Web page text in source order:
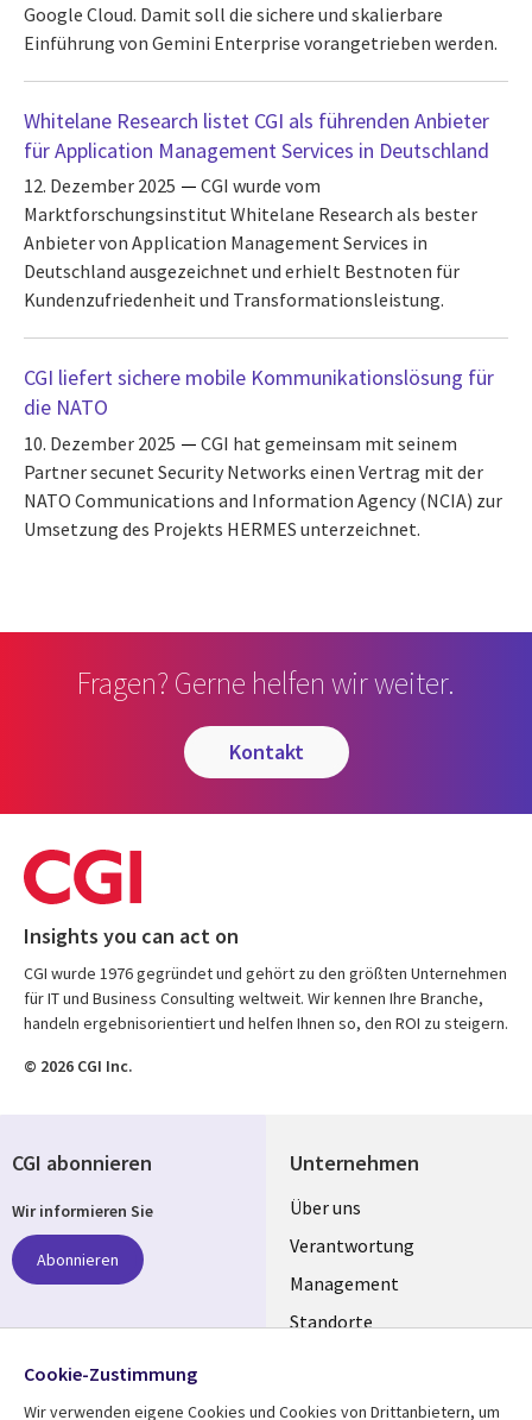
Google Cloud. Damit soll die sichere und skalierbare
Einführung von Gemini Enterprise vorangetrieben werden.
Whitelane Research listet CGI als führenden Anbieter
für Application Management Services in Deutschland
12. Dezember 2025
CGI wurde vom
Marktforschungsinstitut Whitelane Research als bester
Anbieter von Application Management Services in
Deutschland ausgezeichnet und erhielt Bestnoten für
Kundenzufriedenheit und Transformationsleistung.
CGI liefert sichere mobile Kommunikationslösung für
die NATO
10. Dezember 2025
CGI hat gemeinsam mit seinem
Partner secunet Security Networks einen Vertrag mit der
NATO Communications and Information Agency (NCIA) zur
Umsetzung des Projekts HERMES unterzeichnet.
Fragen? Gerne helfen wir weiter.
kontakt
Insights you can act on
CGI wurde 1976 gegründet und gehört zu den größten Unternehmen
für IT und Business Consulting weltweit. Wir kennen Ihre Branche,
handeln ergebnisorientiert und helfen Ihnen so, den ROI zu steigern.
© 2026 CGI Inc.
Unternehmen
Useful
links
GERMANY
Über uns
Verantwortung
Management
Standorte
CGI abonnieren
Wir informieren Sie
Abonnieren
Folgen Sie uns
Cookie-Zustimmung
Wir verwenden eigene Cookies und Cookies von Drittanbietern, um